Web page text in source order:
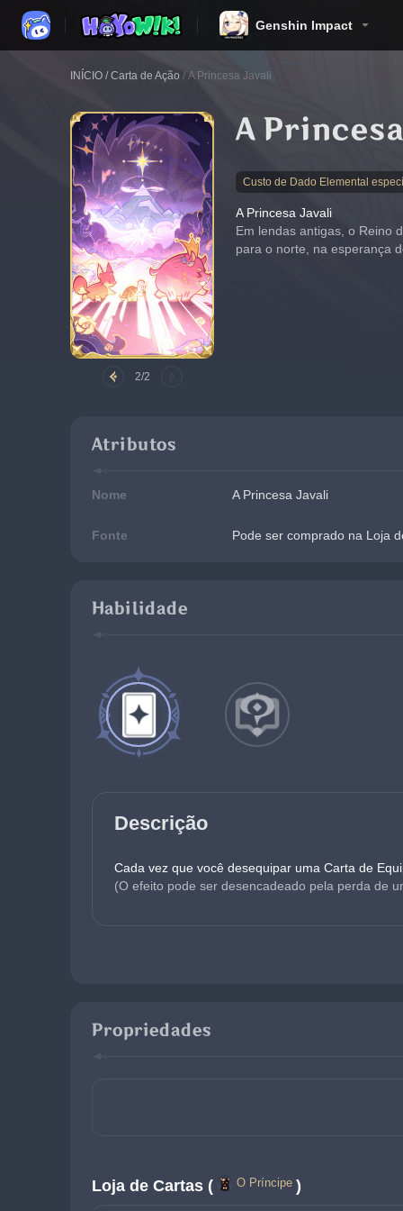
Genshin Impact
INÍCIO / Carta de Ação / A Princesa Javali
2/2
A
Custo de Dado Elemental
A Princesa Javali
Em lendas antigas, o Reino
para o norte, na esperança
Atributos
Nome A Princesa Javali
Fonte Pode ser comprado na Loja
Habilidade
Descrição
Cada vez que você desequipar uma Carta de
(O efeito pode ser desencadeado pela perda de
Propriedades
Loja de Cartas ( O Príncipe )